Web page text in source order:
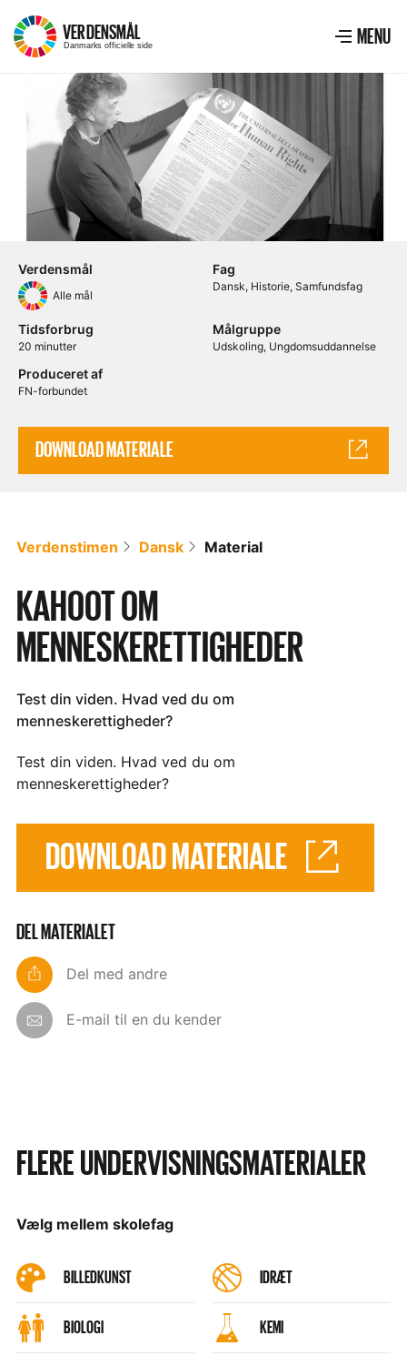
VERDENSMÅL
–
Danmarks officielle side VIS
MENU
Menu
DOWNLOAD MATERIALE
Verdensmål
Alle mål
Fag
Dansk Historie Samfundsfag
Tidsforbrug
20 minutter
Målgruppe
Udskoling Ungdomsuddannelse
Produceret af
FN-forbundet
Verdenstimen Dansk Material
KAHOOT OM
MENNESKERETTIGHEDER
Test din viden. Hvad ved du om
menneskerettigheder?
Test din viden. Hvad ved du om
menneskerettigheder?
DOWNLOAD MATERIALE
DEL MATERIALET
Del med andre
E-mail til en du kender
FLERE UNDERVISNINGSMATERIALER
Vælg mellem skolefag
BILLEDKUNST
BIOLOGI
IDRÆT
KEMI